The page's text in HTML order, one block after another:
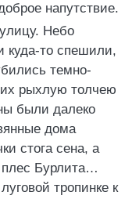
напутствие.
Небо
куда-то спешили,
темно-
рыхлую толчею
были далеко
дома
стога сена, а
Бурлита…
тропинке к